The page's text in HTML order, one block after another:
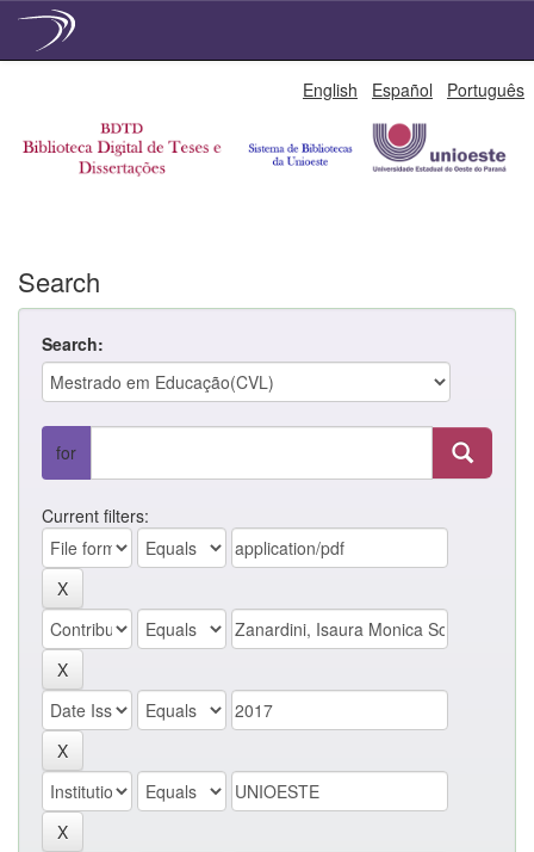
English Español Português
Search
Search:
for
Current filters: